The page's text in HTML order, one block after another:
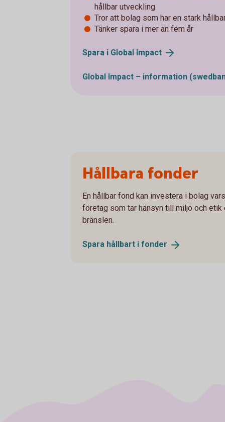
hållbar utveckling
Tror att bolag som har en stark
Tänker spara i mer än fem år
Spara i Global Impact
Global Impact – information
Hållbara fonder
En hållbar fond kan investera i bolag
företag som tar hänsyn till miljö och
bränslen.
Spara hållbart i fonder